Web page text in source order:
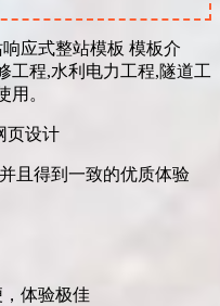
应式整站模板 模板介
工程,水利电力工程,隧道工
用。
页设计
且得到一致的优质体验
体验极佳